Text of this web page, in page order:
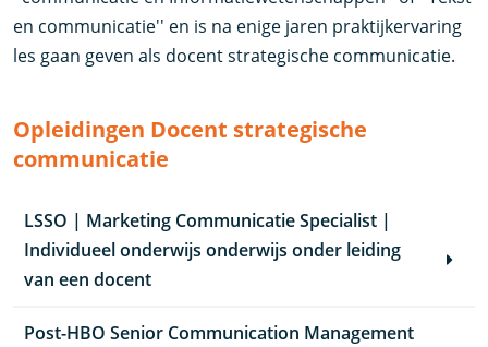
en communicatie'' en is na enige jaren praktijkervaring
les gaan geven als docent strategische communicatie.
Opleidingen Docent strategische
communicatie
LSSO | Marketing Communicatie Specialist |
Individueel onderwijs onderwijs onder leiding
van een docent
Post-HBO Senior Communication Management